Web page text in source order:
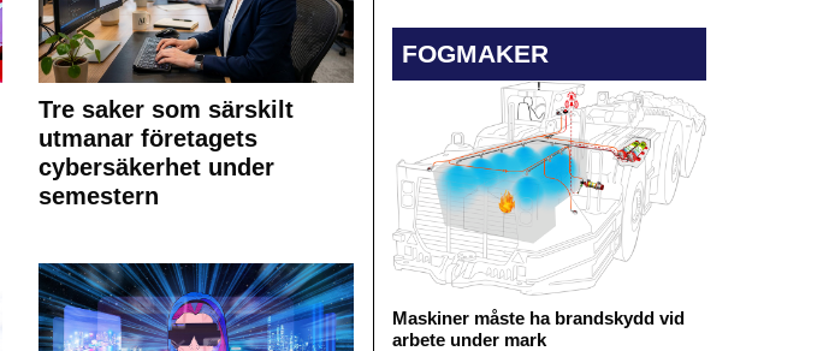
Tre saker som särskilt
utmanar företagets
cybersäkerhet under
semestern
FOGMAKER
Maskiner måste ha brandskydd vid
arbete under mark